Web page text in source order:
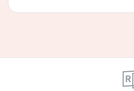
안 서비스가 일시 중지될 수 있으니, 이